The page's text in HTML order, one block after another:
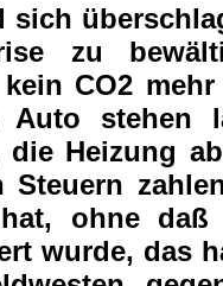
sich
zu
CO2
Auto stehen
die Heizung
ohne
wurde, das